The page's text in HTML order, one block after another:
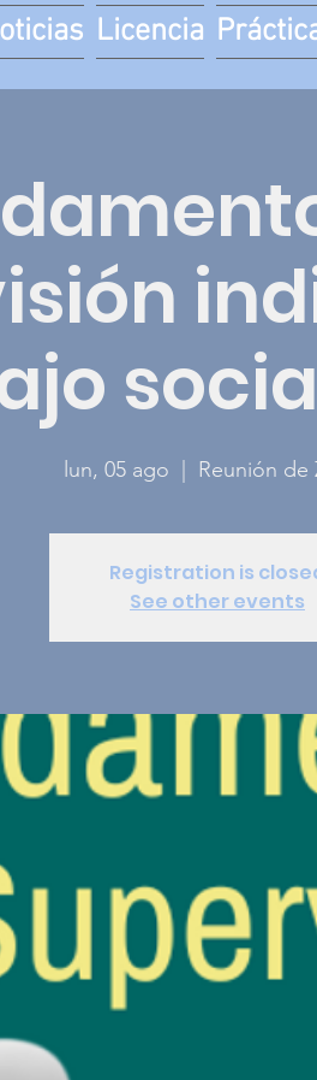
Licencia
lun, 05 ago Reunión de
Registration is
See other events